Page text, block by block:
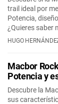
trail ideal por
Potencia,
¿Quieres saber
HUGO
Macbor
Potencia y
Descubre la
sus